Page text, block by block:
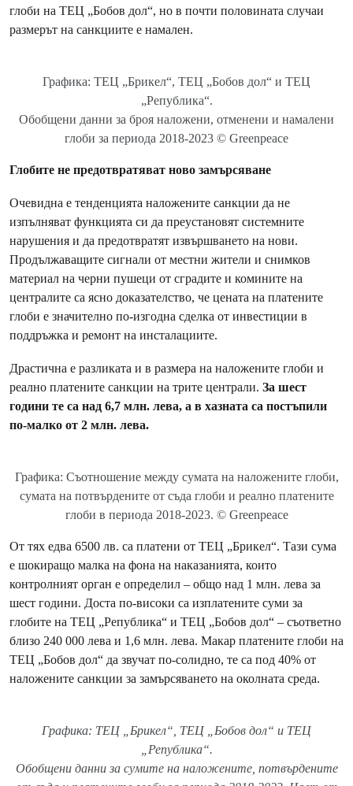
глоби на ТЕЦ „Бобов дол“, но в почти половината случаи
размерът на санкциите е намален.
Графика: ТЕЦ „Брикел“, ТЕЦ „Бобов дол“ и ТЕЦ
„Република“.
Oбобщени данни за броя наложени, отменени и намалени
глоби за периода 2018-2023 © Greenpeace
Глобите не предотвратяват ново замърсяване
Очевидна е тенденцията наложените санкции да не
изпълняват функцията си да преустановят системните
нарушения и да предотвратят извършването на нови.
Продължаващите сигнали от местни жители и снимков
материал на черни пушеци от сградите и комините на
централите са ясно доказателство, че цената на платените
глоби е значително по-изгодна сделка от инвестиции в
поддръжка и ремонт на инсталациите.
Драстична е разликата и в размера на наложените глоби и
реално платените санкции на трите централи. За шест
години те са над 6,7 млн. лева, а в хазната са постъпили
по-малко от 2 млн. лева.
Графика: Съотношение между сумата на наложените глоби,
сумата на потвърдените от съда глоби и реално платените
глоби в периода 2018-2023. © Greenpeace
От тях едва 6500 лв. са платени от ТЕЦ „Брикел“. Тази сума
е шокиращо малка на фона на наказанията, които
контролният орган е определил – общо над 1 млн. лева за
шест години. Доста по-високи са изплатените суми за
глобите на ТЕЦ „Република“ и ТЕЦ „Бобов дол“ – съответно
близо 240 000 лева и 1,6 млн. лева. Макар платените глоби на
ТЕЦ „Бобов дол“ да звучат по-солидно, те са под 40% от
наложените санкции за замърсяването на околната среда.
Графика: ТЕЦ „Брикел“, ТЕЦ „Бобов дол“ и ТЕЦ
„Република“.
Oбобщени данни за сумите на наложените, потвърдените